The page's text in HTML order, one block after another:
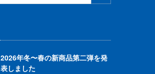
2026年冬〜春の新商品第二弾を発
表しました